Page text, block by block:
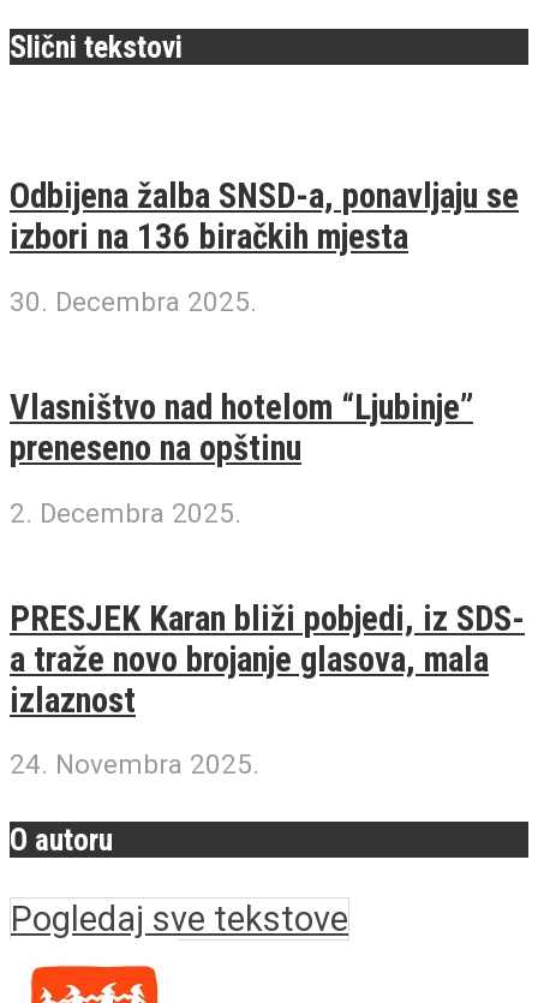
Slični tekstovi
Odbijena žalba SNSD-a, ponavljaju se
izbori na 136 biračkih mjesta
30. Decembra 2025.
Vlasništvo nad hotelom “Ljubinje”
preneseno na opštinu
2. Decembra 2025.
PRESJEK Karan bliži pobjedi, iz SDS-
a traže novo brojanje glasova, mala
izlaznost
24. Novembra 2025.
O autoru
Pogledaj sve tekstove